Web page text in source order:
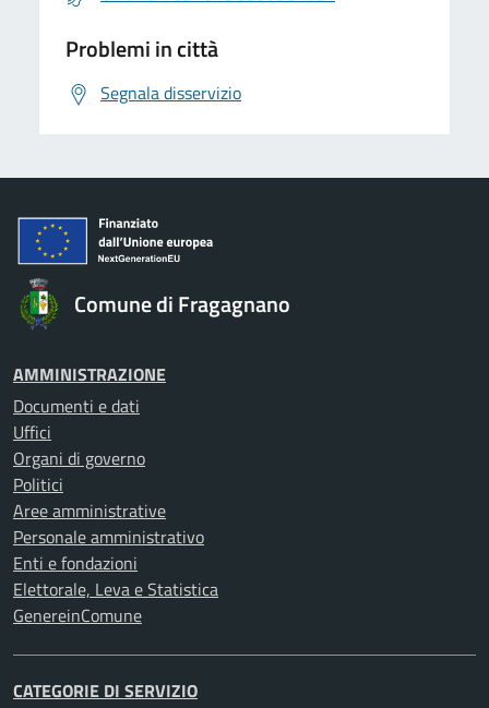
Problemi in città
Segnala disservizio
Comune di Fragagnano
AMMINISTRAZIONE
Documenti e dati
Uffici
Organi di governo
Politici
Aree amministrative
Personale amministrativo
Enti e fondazioni
Elettorale, Leva e Statistica
GenereinComune
CATEGORIE DI SERVIZIO